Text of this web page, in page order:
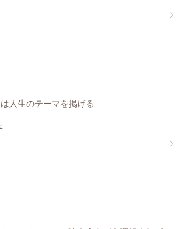
人生のテーマを掲げる